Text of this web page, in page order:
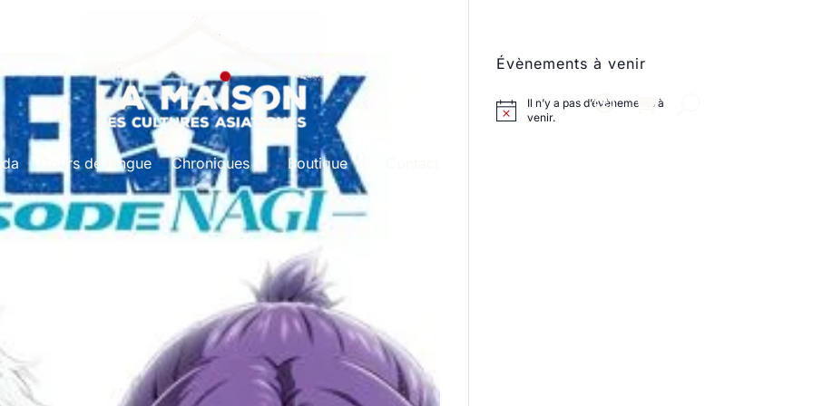
Cours de langue Chroniques Boutique
Évènements à venir
Il n’y a pas d’évènements à
venir.